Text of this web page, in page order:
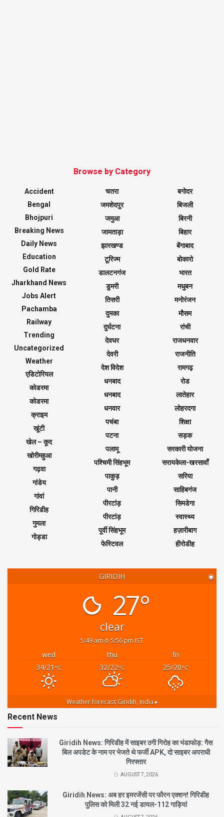
Browse by Category
Accident
Bengal
Bhojpuri
Breaking News
Daily News
Education
Gold Rate
Jharkhand News
Jobs Alert
Pachamba
Railway
Trending
Uncategorized
Weather
एडिटोरियल
कोडरमा
कोडरमा
क्राइम
खूंटी
खेल – कूद
खोरीमहुआ
गढ़वा
गांडेय
गांवां
गिरिडीह
गुमला
गोड्डा
चतरा
जमशेदपुर
जमुआ
जामताड़ा
झारखण्ड
टूरिज्म
डालटनगंज
डुमरी
तिसरी
दुमका
दुर्घटना
देवघर
देवरी
देश विदेश
धनबाद
धनबाद
धनवार
पचंबा
पटना
पलामू
पश्चिमी सिंहभूम
पाकुड़
पानी
पीरटांड़
पीरटांड़
पूर्वी सिंहभूम
फेस्टिवल
बगोदर
बिजली
बिरनी
बिहार
बेंगाबाद
बोकारो
भारत
मधुबन
मनोरंजन
मौसम
रांची
राजधनवार
राजनीति
रामगढ़
रोड
लातेहार
लोहरदगा
शिक्षा
सड़क
सरकारी योजना
सरायकेला-खरसावाँ
सरिया
साहिबगंज
सिमडेगा
स्वास्थ्य
हज़ारीबाग
हीरोडीह
GIRIDIH ◉
27°
clear
5:49 am 5:56 pm IST
wed thu
fri
34/21 °C 32/22°C 25/20°C
Weather forecast Giridih, India ▸
Recent News
Giridih News: गिरिडीह में साइबर ठगी गिरोह का भंडाफोड़: गैस
बिल अपडेट के नाम पर भेजते थे फर्जी APK, दो साइबर अपराधी
गिरफ्तार
AUGUST 7, 2026
Giridih News: अब हर इमरजेंसी पर फौरन एक्शन! गिरिडीह
पुलिस को मिली 32 नई डायल-112 गाड़ियां